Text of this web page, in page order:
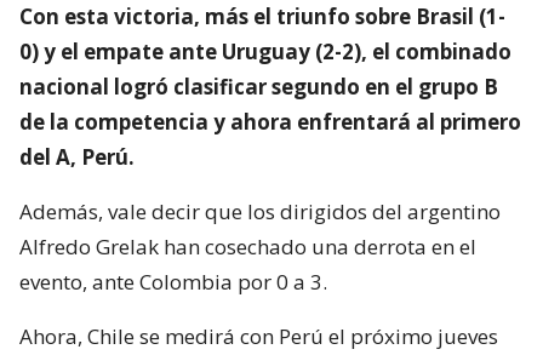
Con esta victoria, más el triunfo sobre Brasil (1-
0) y el empate ante Uruguay (2-2), el combinado
nacional logró clasificar segundo en el grupo B
de la competencia y ahora enfrentará al primero
del A, Perú.
Además, vale decir que los dirigidos del argentino
Alfredo Grelak han cosechado una derrota en el
evento, ante Colombia por 0 a 3.
Ahora, Chile se medirá con Perú el próximo jueves